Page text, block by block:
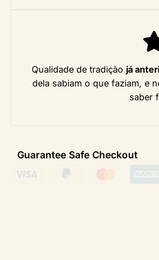
Qualidade de tradição já
dela sabiam o que faziam, e
saber
Guarantee Safe Checkout